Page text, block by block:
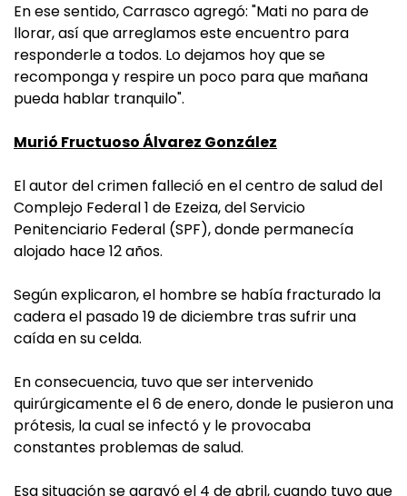
En ese sentido, Carrasco agregó: "Mati no para de
llorar, así que arreglamos este encuentro para
responderle a todos. Lo dejamos hoy que se
recomponga y respire un poco para que mañana
pueda hablar tranquilo".
Murió Fructuoso Álvarez González
El autor del crimen falleció en el centro de salud del
Complejo Federal 1 de Ezeiza, del Servicio
Penitenciario Federal (SPF), donde permanecía
alojado hace 12 años.
Según explicaron, el hombre se había fracturado la
cadera el pasado 19 de diciembre tras sufrir una
caída en su celda.
En consecuencia, tuvo que ser intervenido
quirúrgicamente el 6 de enero, donde le pusieron una
prótesis, la cual se infectó y le provocaba
constantes problemas de salud.
Esa situación se agravó el 4 de abril, cuando tuvo que